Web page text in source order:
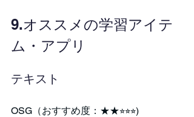
9.オススメの学習アイテ
ム・アプリ
テキスト
OSG（おすすめ度：★★⭐︎⭐︎⭐︎)